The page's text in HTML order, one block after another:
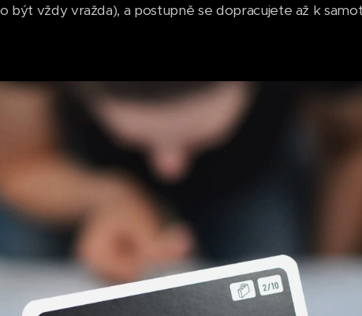
být vždy vražda), a postupně se dopracujete až k